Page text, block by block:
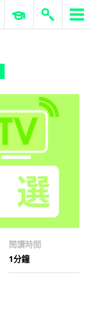
ERP 與商業 AI
閱讀時間
1分鐘